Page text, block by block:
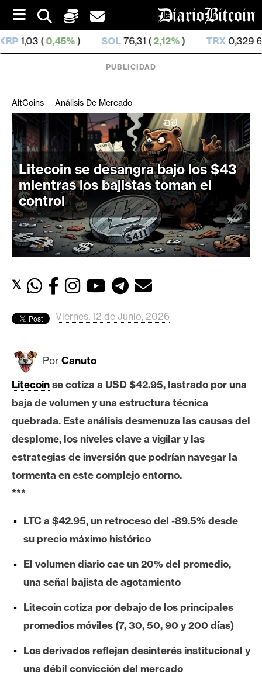
i
p
t
o
SOL 76,31 (2,12% ) TRX0,329 641 ( 0,72% )
C
r
p
t
o
M
e
r
d
s
B
i
t
c
o
i
h
e
e
u
I
A
PUBLICIDAD
AltCoins Análisis De Mercado
Litecoin se desangra bajo los $43
mientras los bajistas toman el
control
𝕏
Viernes, 12 de Junio, 2026
Por Canuto
Litecoinse cotiza a USD $42.95, lastrado por una
baja de volumen y una estructura técnica
quebrada. Este análisis desmenuza las causas del
desplome, los niveles clave a vigilar y las
estrategias de inversión que podrían navegar la
tormenta en este complejo entorno.
***
LTC a $42.95, un retroceso del -89.5% desde
su precio máximo histórico
El volumen diario cae un 20% del promedio,
una señal bajista de agotamiento
Litecoin cotiza por debajo de los principales
promedios móviles (7, 30, 50, 90 y 200 días)
Los derivados reflejan desinterés institucional y
una débil convicción del mercado